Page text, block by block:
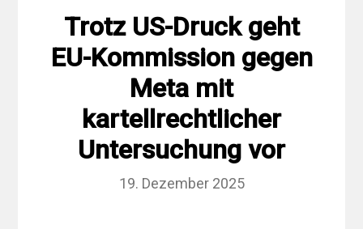
Trotz US-Druck geht
EU-Kommission gegen
Meta mit
kartellrechtlicher
Untersuchung vor
19. Dezember 2025